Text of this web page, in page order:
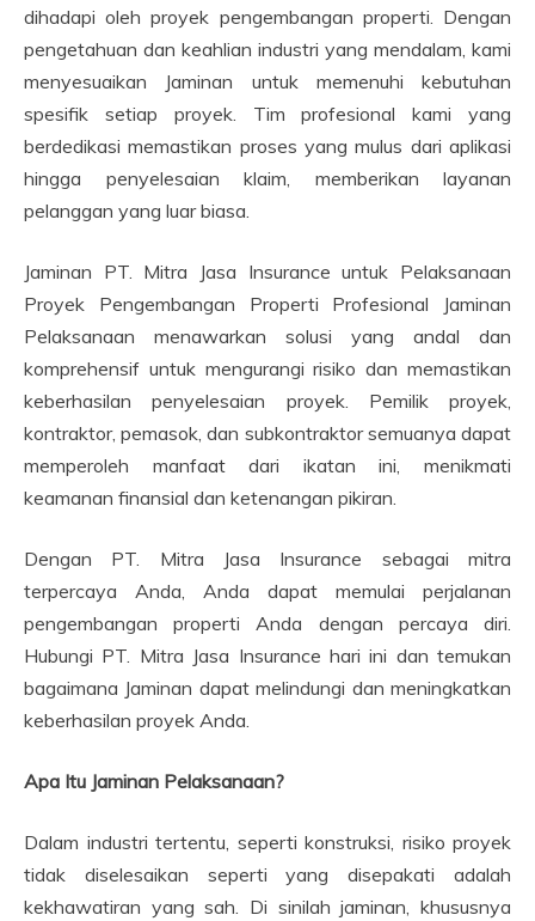
dihadapi oleh proyek pengembangan properti. Dengan
pengetahuan dan keahlian industri yang mendalam, kami
menyesuaikan Jaminan untuk memenuhi kebutuhan
spesifik setiap proyek. Tim profesional kami yang
berdedikasi memastikan proses yang mulus dari aplikasi
hingga penyelesaian klaim, memberikan layanan
pelanggan yang luar biasa.
Jaminan PT. Mitra Jasa Insurance untuk Pelaksanaan
Proyek Pengembangan Properti Profesional Jaminan
Pelaksanaan menawarkan solusi yang andal dan
komprehensif untuk mengurangi risiko dan memastikan
keberhasilan penyelesaian proyek. Pemilik proyek,
kontraktor, pemasok, dan subkontraktor semuanya dapat
memperoleh manfaat dari ikatan ini, menikmati
keamanan finansial dan ketenangan pikiran.
Dengan PT. Mitra Jasa Insurance sebagai mitra
terpercaya Anda, Anda dapat memulai perjalanan
pengembangan properti Anda dengan percaya diri.
Hubungi PT. Mitra Jasa Insurance hari ini dan temukan
bagaimana Jaminan dapat melindungi dan meningkatkan
keberhasilan proyek Anda.
Apa Itu Jaminan Pelaksanaan?
Dalam industri tertentu, seperti konstruksi, risiko proyek
tidak diselesaikan seperti yang disepakati adalah
kekhawatiran yang sah. Di sinilah jaminan, khususnya